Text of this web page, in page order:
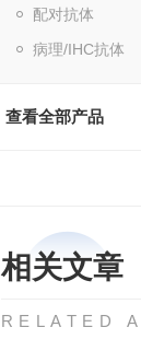
配对抗体
病理/IHC抗体
查看全部产品
相关文章
RELATED